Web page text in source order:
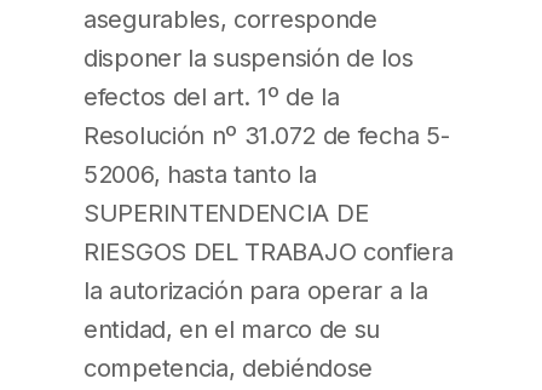
asegurables, corresponde
disponer la suspensión de los
efectos del art. 1º de la
Resolución nº 31.072 de fecha 5-
52006, hasta tanto la
SUPERINTENDENCIA DE
RIESGOS DEL TRABAJO confiera
la autorización para operar a la
entidad, en el marco de su
competencia, debiéndose